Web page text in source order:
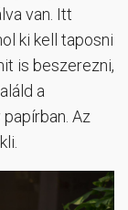
van. Itt
ki kell taposni
is beszerezni,
a
Az